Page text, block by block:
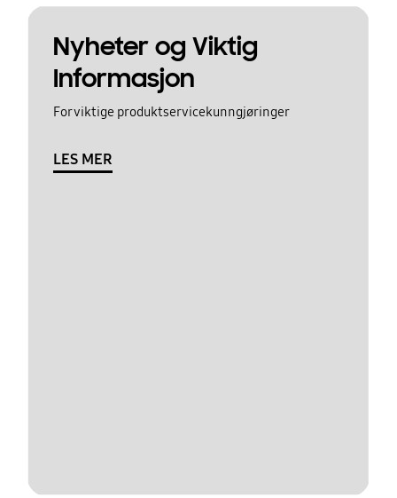
Nyheter og Viktig
Informasjon
For viktige produktservicekunngjøringer
LES MER